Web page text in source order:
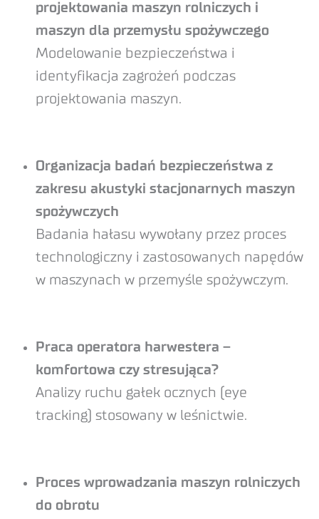
projektowania maszyn rolniczych i
maszyn dla przemysłu spożywczego
Modelowanie bezpieczeństwa i
identyfikacja zagrożeń podczas
projektowania maszyn.
Organizacja badań bezpieczeństwa z
zakresu akustyki stacjonarnych maszyn
spożywczych
Badania hałasu wywołany przez proces
technologiczny i zastosowanych napędów
w maszynach w przemyśle spożywczym.
Praca operatora harwestera –
komfortowa czy stresująca?
Analizy ruchu gałek ocznych (eye
tracking) stosowany w leśnictwie.
Proces wprowadzania maszyn rolniczych
do obrotu